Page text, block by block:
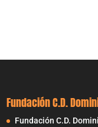
Fundación C.D.
Fundación C.D.